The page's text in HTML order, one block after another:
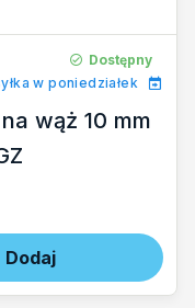
Dostępny
w poniedziałek
wąż 10 mm
Dodaj